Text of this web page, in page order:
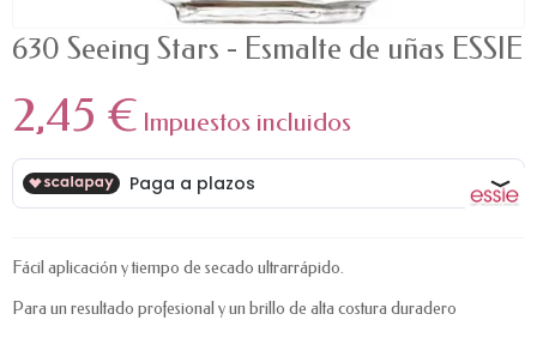
630 Seeing Stars - Esmalte de uñas ESSIE
2,45 € Impuestos incluidos
Fácil aplicación y tiempo de secado ultrarrápido.
Para un resultado profesional y un brillo de alta costura duradero